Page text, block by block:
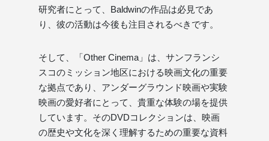
研究者にとって、Baldwinの作品は必見であ
り、彼の活動は今後も注目されるべきです。
そして、「Other Cinema」は、サンフランシ
スコのミッション地区における映画文化の重要
な拠点であり、アンダーグラウンド映画や実験
映画の愛好者にとって、貴重な体験の場を提供
しています。そのDVDコレクションは、映画
の歴史や文化を深く理解するための重要な資料